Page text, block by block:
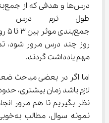
مهم یادداشت گردند.
اما اگر در بعضی مباحث
نظر بگیریم تا هم مرور